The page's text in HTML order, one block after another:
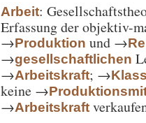
Arbeit:
Erfassung der objektiv-
→Produktion und →
→gesellschaftlichen
→Arbeitskraft; →
keine →
→Arbeitskraft